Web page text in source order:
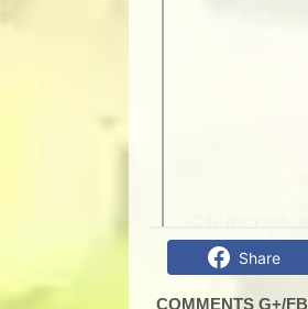
Share
COMMENTS G+/FB